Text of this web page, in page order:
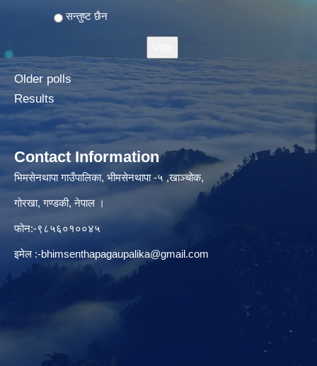
सन्तुष्ट छैन
Older polls
Results
Contact Information
भिमसेनथापा गाउँपालिका, भीमसेनथापा -५ ,खाञ्चोक,
गोरखा, गण्डकी, नेपाल ।
फोन:-९८५६०१००४५
इमेल :-bhimsenthapagaupalika@gmail.com